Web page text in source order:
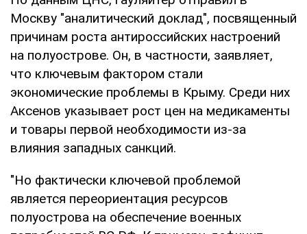
Москву "аналитический доклад", посвященный
причинам роста антироссийских настроений
на полуострове. Он, в частности, заявляет,
что ключевым фактором стали
экономические проблемы в Крыму. Среди них
Аксенов указывает рост цен на медикаменты
и товары первой необходимости из-за
влияния западных санкций.
"Но фактически ключевой проблемой
является переориентация ресурсов
полуострова на обеспечение военных